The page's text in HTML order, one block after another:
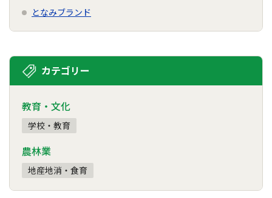
となみブランド
カテゴリー
教育・文化
学校・教育
農林業
地産地消・食育